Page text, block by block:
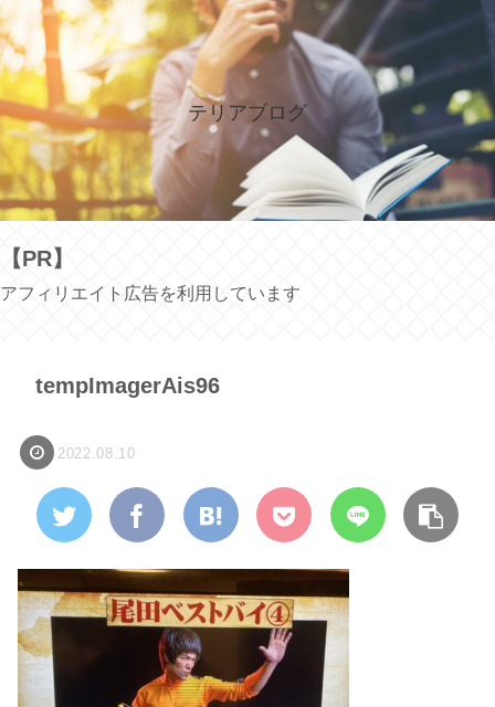
テリアブログ
【PR】
アフィリエイト広告を利用しています
tempImagerAis96
2022.08.10